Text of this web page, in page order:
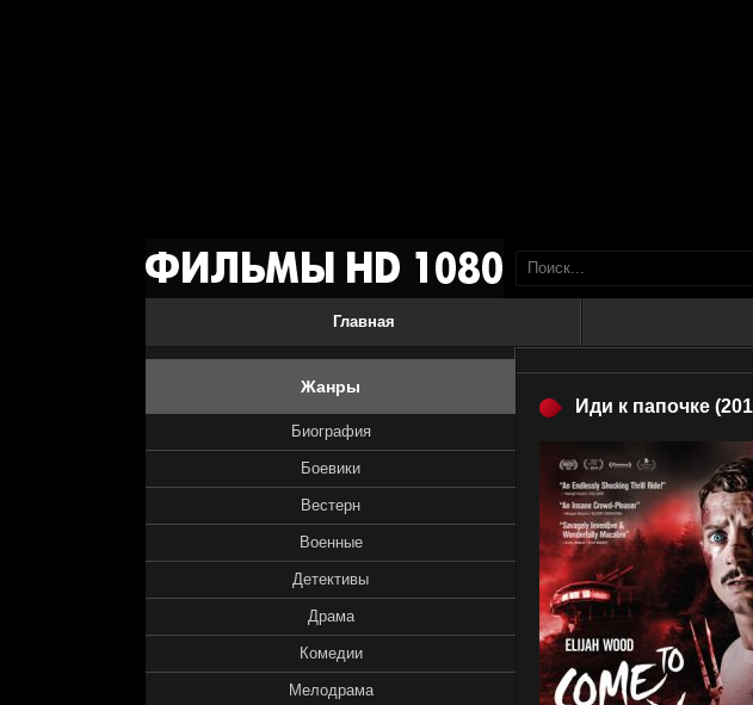
Главная
Иди к папочке
Жанры
Биография
Боевики
Вестерн
Военные
Детективы
Драма
Комедии
Мелодрама